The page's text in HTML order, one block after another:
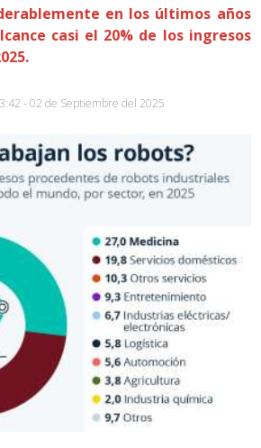
en los últimos años
casi el 20% de los ingresos
- 02 de Septiembre del 2025